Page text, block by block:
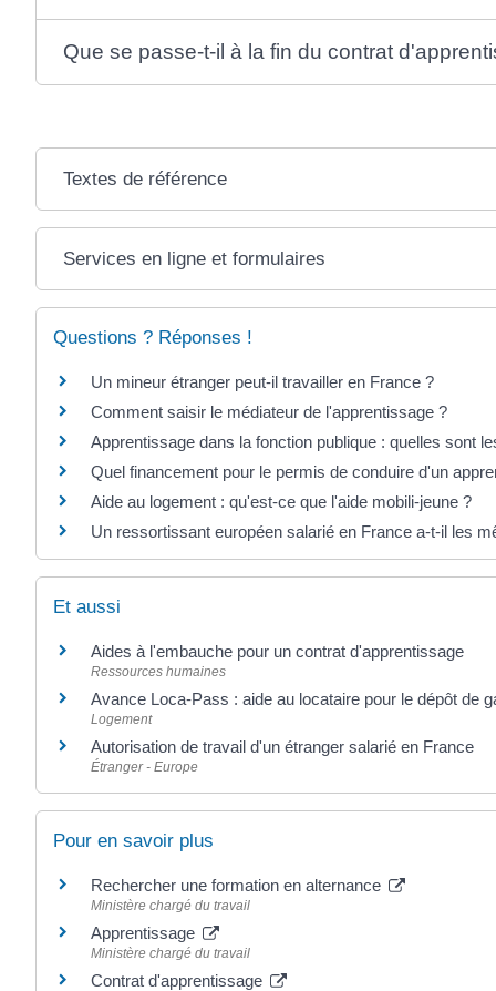
Que se passe-t-il à la fin du contrat
Textes de référence
Services en ligne et formulaires
Questions ? Réponses !
Un mineur étranger peut-il travailler en France ?
Comment saisir le médiateur de l'apprentissage ?
Apprentissage dans la fonction publique : quelles sont
Quel financement pour le permis de conduire d'un
Aide au logement : qu'est-ce que l'aide mobili-jeune ?
Un ressortissant européen salarié en France a-t-il les
Et aussi
Aides à l'embauche pour un contrat d'apprentissage
Ressources humaines
Avance Loca-Pass : aide au locataire pour le dépôt de
Logement
Autorisation de travail d'un étranger salarié en France
Étranger - Europe
Pour en savoir plus
Rechercher une formation en alternance
Ministère chargé du travail
Apprentissage
Ministère chargé du travail
Contrat d'apprentissage